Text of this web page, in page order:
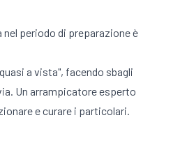
periodo di preparazione è
a vista", facendo sbagli
Un arrampicatore esperto
e curare i particolari.